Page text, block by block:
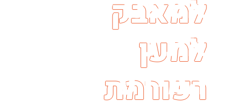
ישראל
למאבק
למען
רפורמת
את כל
המידע